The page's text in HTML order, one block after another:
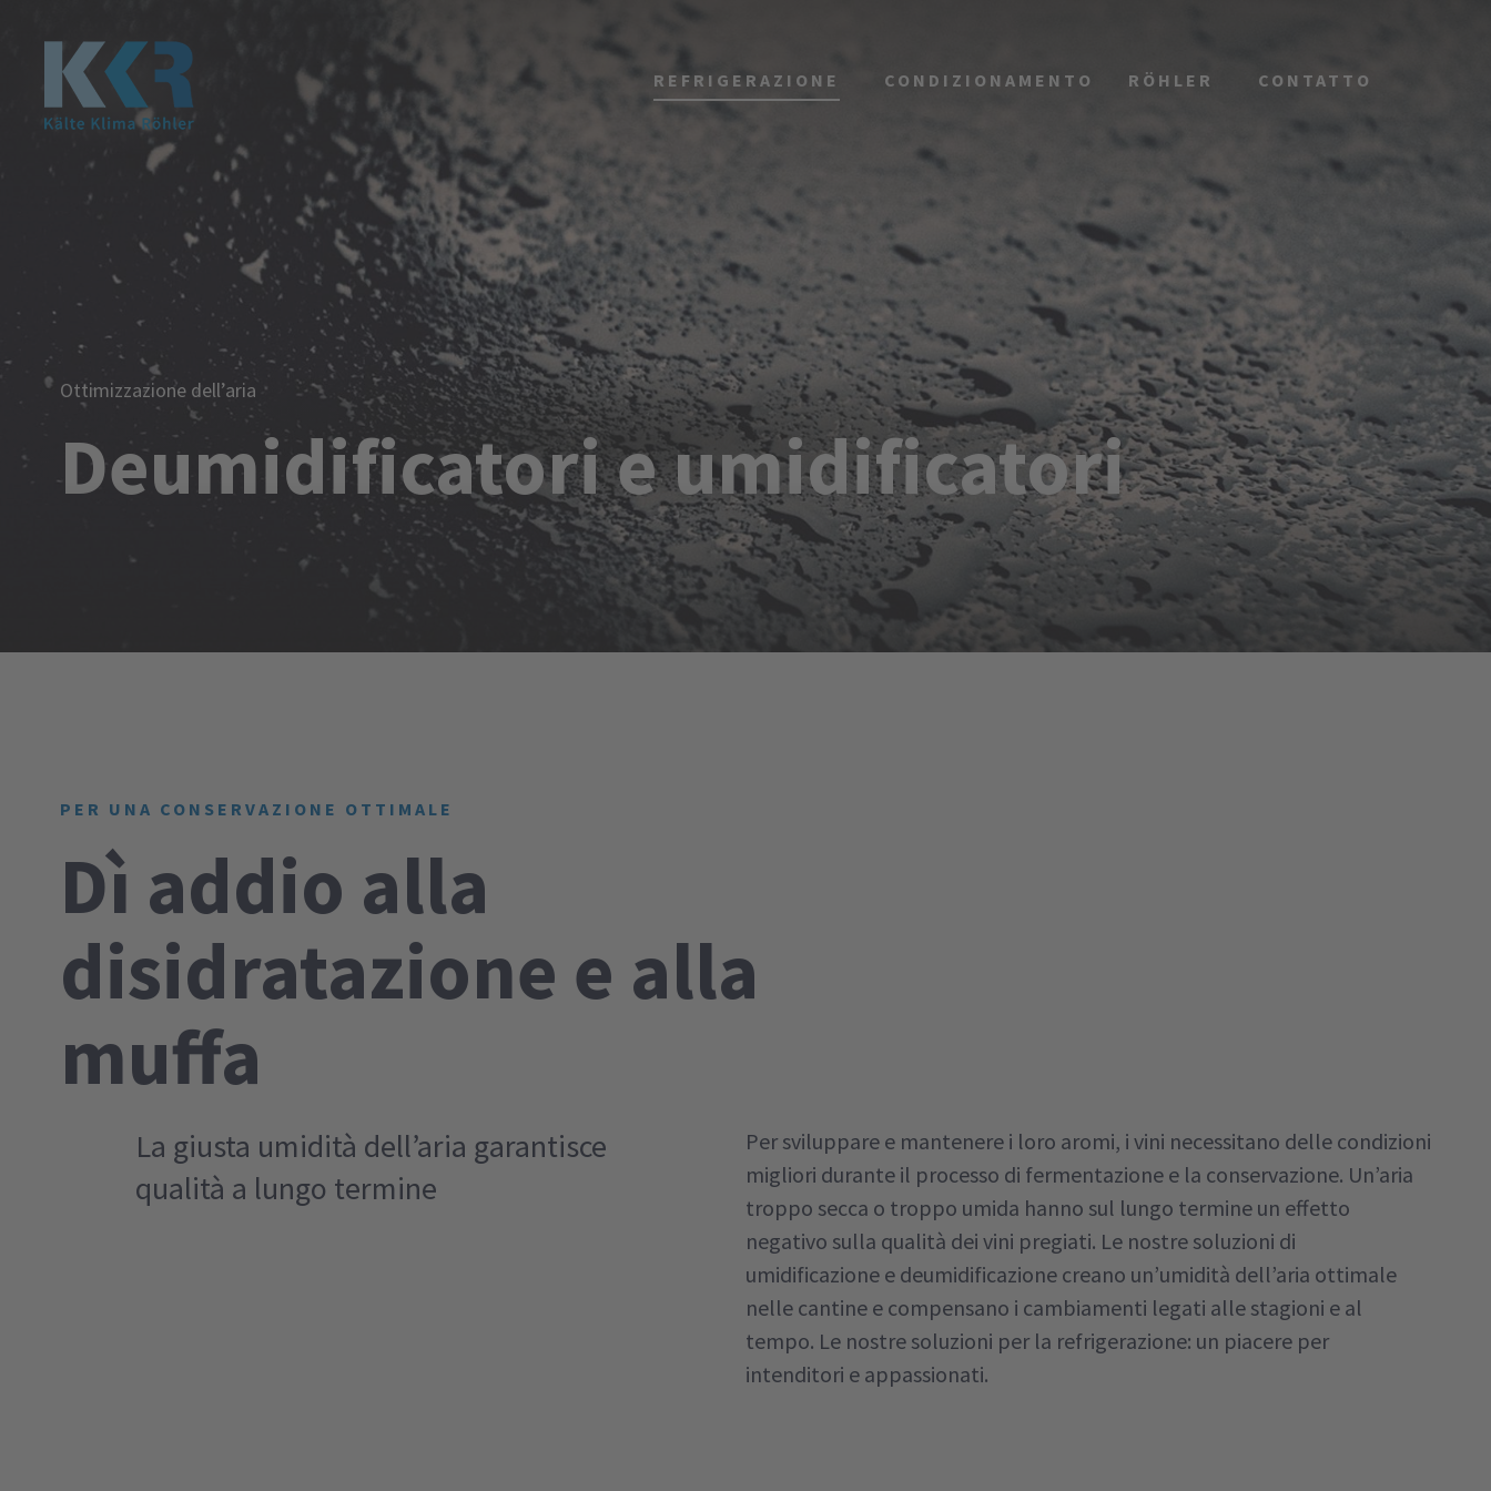
REFRIGERAZIONE CONDIZIONAMENTO RÖHLER CONTATTO
Ottimizzazione dell’aria
Deumidificatori e umidificatori
PER UNA CONSERVAZIONE OTTIMALE
Dì addio alla
disidratazione e alla
muffa
La giusta umidità dell’aria garantisce
qualità a lungo termine
Per sviluppare e mantenere i loro aromi, i vini necessitano delle condizioni
migliori durante il processo di fermentazione e la conservazione. Un’aria
troppo secca o troppo umida hanno sul lungo termine un effetto
negativo sulla qualità dei vini pregiati. Le nostre soluzioni di
umidificazione e deumidificazione creano un’umidità dell’aria ottimale
nelle cantine e compensano i cambiamenti legati alle stagioni e al
tempo. Le nostre soluzioni per la refrigerazione: un piacere per
intenditori e appassionati.